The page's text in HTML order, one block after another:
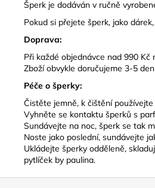
Šperk je dodáván v ručně
Pokud si přejete šperk, jako
Doprava:
Při každé objednávce nad 990
Zboží obvykle doručujeme 3-5
Péče o šperky:
Čistěte jemně, k čištění
Vyhněte se kontaktu šperků s
Sundávejte na noc, šperk se tak
Noste jako poslední, sundávejte
Ukládejte šperky odděleně,
pytlíček by paulina.